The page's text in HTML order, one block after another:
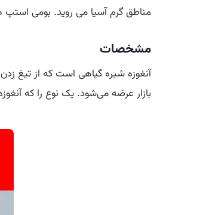
مناطق گرم آسیا می روید. بومی استپ
مشخصات
آنغوزه شیره گیاهی است که از تیغ
بازار عرضه می‌شود. یک نوع را که